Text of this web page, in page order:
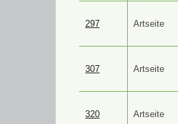
297 Artseite
307 Artseite
320 Artseite